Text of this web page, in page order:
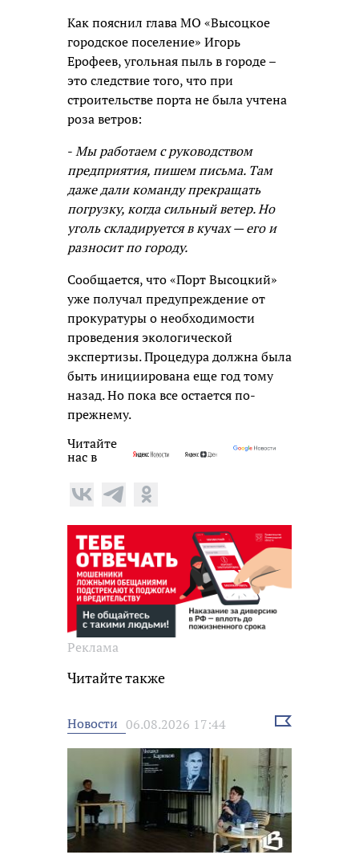
Как пояснил глава МО «Высоцкое
городское поселение» Игорь
Ерофеев, угольная пыль в городе –
это следствие того, что при
строительстве порта не была учтена
роза ветров:
-Мы работаем с руководством
предприятия, пишем письма. Там
даже дали команду прекращать
погрузку, когда сильный ветер. Но
уголь складируется в кучах — его и
разносит по городу.
Сообщается, что «Порт Высоцкий»
уже получал предупреждение от
прокуратуры о необходимости
проведения экологической
экспертизы. Процедура должна была
быть инициирована еще год тому
назад. Но пока все остается по-
прежнему.
Читайте
нас в
Реклама
Читайте также
Новости 06.08.2026 17:44
Выбрать